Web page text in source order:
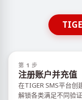
第 1 步
注册账户并充值
在TIGER SMS平台创
解锁各类满足不同验